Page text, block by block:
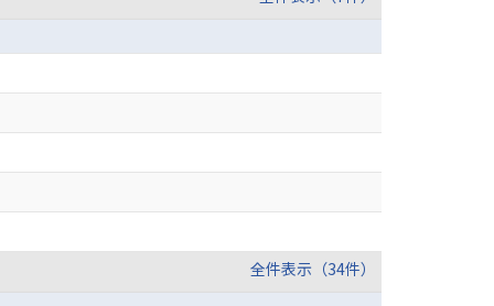
全件表示（34件）